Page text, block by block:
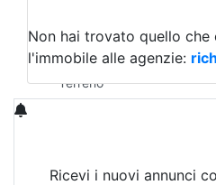
Qualsiasi
Terreno edificabile
Terreno
Non hai trovato quello che
l'immobile alle agenzie:
Ricevi i nuovi annunci